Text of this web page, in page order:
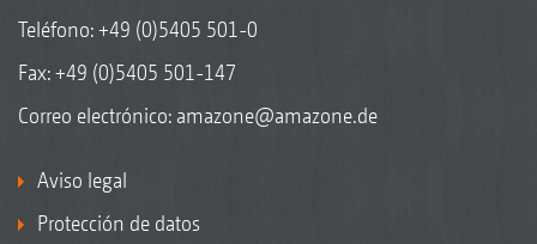
Teléfono:+49 (0)5405 501-0
Fax: +49 (0)5405 501-147
Correo electrónico: amazone@amazone.de
Aviso legal
Protección de datos